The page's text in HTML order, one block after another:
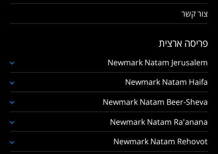
צור קשר
פריסה ארצית
Newmark Natam Jerusalem
Newmark Natam Haifa
Newmark Natam Beer-Sheva
Newmark Natam Ra'anana
Newmark Natam Rehovot